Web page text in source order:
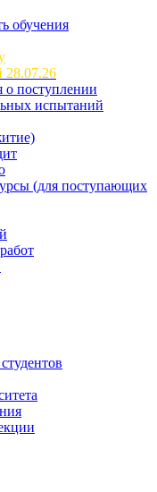
обучения
28.07.26
поступлении
испытаний
(для поступающих